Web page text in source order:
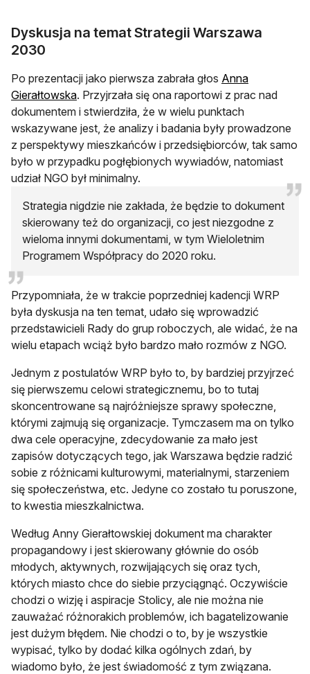
Dyskusja na temat Strategii Warszawa
2030
Po prezentacji jako pierwsza zabrała głos Anna
Gierałtowskaotwiera się w nowej karcie
. Przyjrzała się ona raportowi z prac nad
dokumentem i stwierdziła, że w wielu punktach
wskazywane jest, że analizy i badania były prowadzone
z perspektywy mieszkańców i przedsiębiorców, tak samo
było w przypadku pogłębionych wywiadów, natomiast
udział NGO był minimalny.
Strategia nigdzie nie zakłada, że będzie to dokument
skierowany też do organizacji, co jest niezgodne z
wieloma innymi dokumentami, w tym Wieloletnim
Programem Współpracy do 2020 roku.
Przypomniała, że w trakcie poprzedniej kadencji WRP
była dyskusja na ten temat, udało się wprowadzić
przedstawicieli Rady do grup roboczych, ale widać, że na
wielu etapach wciąż było bardzo mało rozmów z NGO.
Jednym z postulatów WRP było to, by bardziej przyjrzeć
się pierwszemu celowi strategicznemu, bo to tutaj
skoncentrowane są najróżniejsze sprawy społeczne,
którymi zajmują się organizacje. Tymczasem ma on tylko
dwa cele operacyjne, zdecydowanie za mało jest
zapisów dotyczących tego, jak Warszawa będzie radzić
sobie z różnicami kulturowymi, materialnymi, starzeniem
się społeczeństwa, etc. Jedyne co zostało tu poruszone,
to kwestia mieszkalnictwa.
Według Anny Gierałtowskiej dokument ma charakter
propagandowy i jest skierowany głównie do osób
młodych, aktywnych, rozwijających się oraz tych,
których miasto chce do siebie przyciągnąć. Oczywiście
chodzi o wizję i aspiracje Stolicy, ale nie można nie
zauważać różnorakich problemów, ich bagatelizowanie
jest dużym błędem. Nie chodzi o to, by je wszystkie
wypisać, tylko by dodać kilka ogólnych zdań, by
wiadomo było, że jest świadomość z tym związana.